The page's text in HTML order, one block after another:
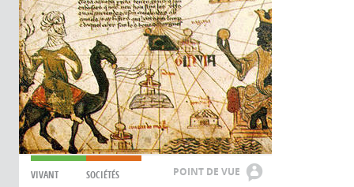
VIVANT SOCIÉTÉS POINT DE VUE